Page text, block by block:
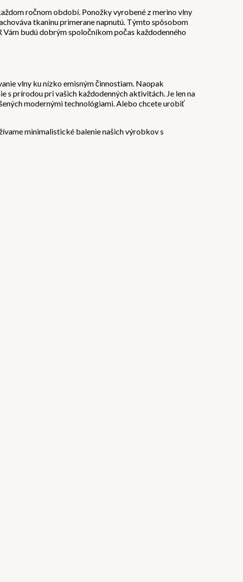
ročnom období. Ponožky vyrobené z merino vlny
tkaninu primerane napnutú. Týmto spôsobom
budú dobrým spoločníkom počas každodenného
vlny ku nízko emisným činnostiam. Naopak
s prírodou pri vašich každodenných aktivitách. Je len na
modernými technológiami. Alebo chcete urobiť
minimalistické balenie našich výrobkov s